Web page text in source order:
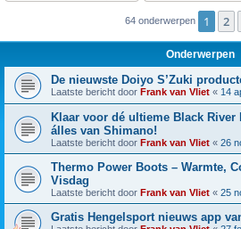
64 onderwerpen 1 2
Onderwerpen
De nieuwste Doiyo S’Zuki
Laatste bericht door Frank van Vliet « 14
Klaar voor dé ultieme Black
álles van Shimano!
Laatste bericht door Frank van Vliet « 26
Thermo Power Boots – Warmte,
Visdag
Laatste bericht door Frank van Vliet « 25
Gratis Hengelsport nieuws app